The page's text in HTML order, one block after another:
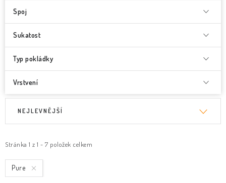
Spoj
Sukatost
Typ pokládky
Vrstvení
i
s
p
Stránka 1 z 1 - 7 položek celkem
e
n
í
NEJLEVNĚJŠÍ
Pure